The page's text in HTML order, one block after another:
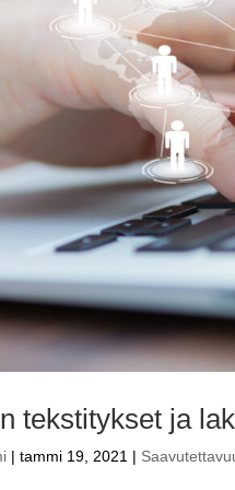
tekstitykset ja
|tammi 19, 2021 |